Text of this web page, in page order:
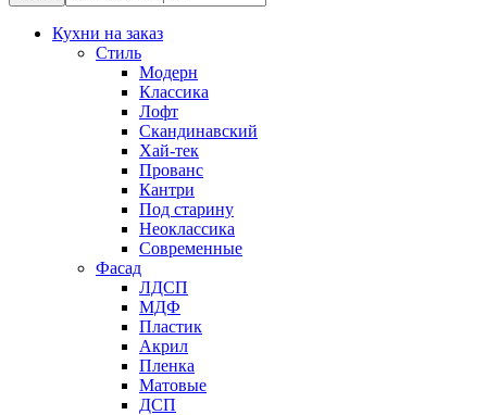
Кухни на заказ
Стиль
Модерн
Классика
Лофт
Скандинавский
Хай-тек
Прованс
Кантри
Под старину
Неоклассика
Современные
Фасад
ЛДСП
МДФ
Пластик
Акрил
Пленка
Матовые
ДСП